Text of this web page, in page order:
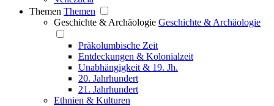
Themen Themen
Geschichte & Archäologie Geschichte & Archäologie
Präkolumbische Zeit
Entdeckungen & Kolonialzeit
Unabhängigkeit & 19. Jh.
20. Jahrhundert
21. Jahrhundert
Ethnien & Kulturen